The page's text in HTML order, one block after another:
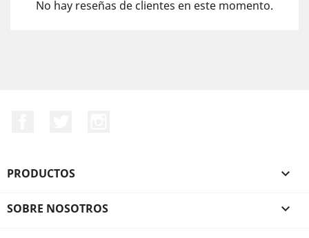
No hay reseñas de clientes en este momento.
PRODUCTOS 
SOBRE NOSOTROS 